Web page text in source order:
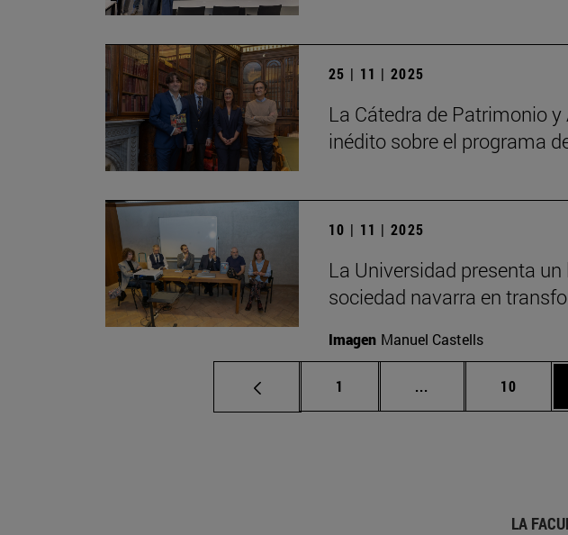
25 | 11 | 2025
La Cátedra de Patrimonio
inédito sobre el programa
10 | 11 | 2025
La Universidad presenta
sociedad navarra en
Imagen Manuel Castells
Página
1 ... Páginas Página
10
LA